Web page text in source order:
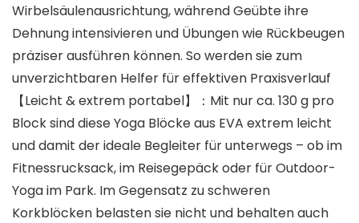
Wirbelsäulenausrichtung, während Geübte ihre
Dehnung intensivieren und Übungen wie Rückbeugen
präziser ausführen können. So werden sie zum
unverzichtbaren Helfer für effektiven Praxisverlauf
【Leicht & extrem portabel】：Mit nur ca. 130 g pro
Block sind diese Yoga Blöcke aus EVA extrem leicht
und damit der ideale Begleiter für unterwegs – ob im
Fitnessrucksack, im Reisegepäck oder für Outdoor-
Yoga im Park. Im Gegensatz zu schweren
Korkblöcken belasten sie nicht und behalten auch